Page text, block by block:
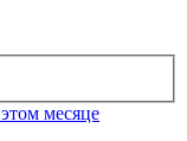
месяце